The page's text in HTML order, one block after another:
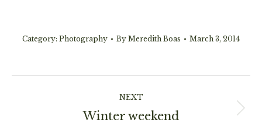
Category: Photography By Meredith Boas March 3, 2014
navigation
NEXT
Next
Winter weekend